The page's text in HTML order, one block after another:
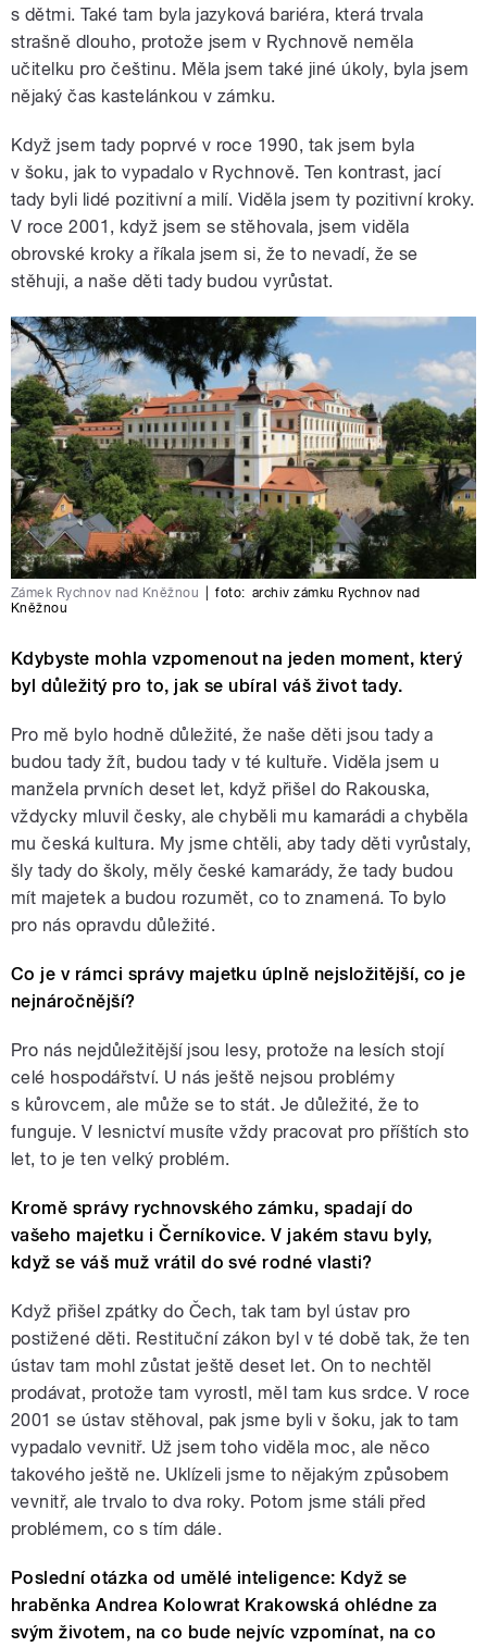
s dětmi. Také tam byla jazyková bariéra, která trvala
strašně dlouho, protože jsem v Rychnově neměla
učitelku pro češtinu. Měla jsem také jiné úkoly, byla jsem
nějaký čas kastelánkou v zámku.
Když jsem tady poprvé v roce 1990, tak jsem byla
v šoku, jak to vypadalo v Rychnově. Ten kontrast, jací
tady byli lidé pozitivní a milí. Viděla jsem ty pozitivní kroky.
V roce 2001, když jsem se stěhovala, jsem viděla
obrovské kroky a říkala jsem si, že to nevadí, že se
stěhuji, a naše děti tady budou vyrůstat.
Zámek Rychnov nad Kněžnou foto: archiv zámku Rychnov nad
Kněžnou
Kdybyste mohla vzpomenout na jeden moment, který
byl důležitý pro to, jak se ubíral váš život tady.
Pro mě bylo hodně důležité, že naše děti jsou tady a
budou tady žít, budou tady v té kultuře. Viděla jsem u
manžela prvních deset let, když přišel do Rakouska,
vždycky mluvil česky, ale chyběli mu kamarádi a chyběla
mu česká kultura. My jsme chtěli, aby tady děti vyrůstaly,
šly tady do školy, měly české kamarády, že tady budou
mít majetek a budou rozumět, co to znamená. To bylo
pro nás opravdu důležité.
Co je v rámci správy majetku úplně nejsložitější, co je
nejnáročnější?
Pro nás nejdůležitější jsou lesy, protože na lesích stojí
celé hospodářství. U nás ještě nejsou problémy
s kůrovcem, ale může se to stát. Je důležité, že to
funguje. V lesnictví musíte vždy pracovat pro příštích sto
let, to je ten velký problém.
Kromě správy rychnovského zámku, spadají do
vašeho majetku i Černíkovice. V jakém stavu byly,
když se váš muž vrátil do své rodné vlasti?
Když přišel zpátky do Čech, tak tam byl ústav pro
postižené děti. Restituční zákon byl v té době tak, že ten
ústav tam mohl zůstat ještě deset let. On to nechtěl
prodávat, protože tam vyrostl, měl tam kus srdce. V roce
2001 se ústav stěhoval, pak jsme byli v šoku, jak to tam
vypadalo vevnitř. Už jsem toho viděla moc, ale něco
takového ještě ne. Uklízeli jsme to nějakým způsobem
vevnitř, ale trvalo to dva roky. Potom jsme stáli před
problémem, co s tím dále.
Poslední otázka od umělé inteligence: Když se
hraběnka Andrea Kolowrat Krakowská ohlédne za
svým životem, na co bude nejvíc vzpomínat, na co